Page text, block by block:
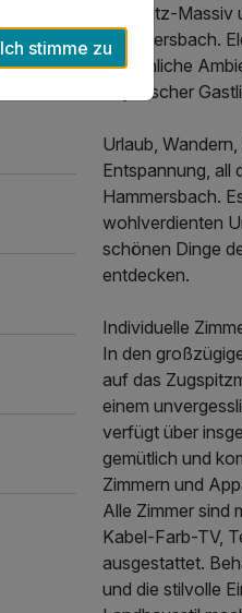
Zugspitz-
Hammersbach.
persönliche
bayerischer
Urlaub,
Entspannung, all
Hammersbach.
wohlverdienten
schönen Dinge
entdecken.
Individuelle
In den
auf das
einem
verfügt über
gemütlich und
Zimmern und
Alle Zimmer sind
Kabel-Farb-TV,
ausgestattet.
und die stilvolle
Ich stimme zu